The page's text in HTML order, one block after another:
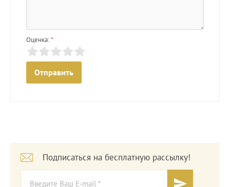
Оценка:*
Подписаться на бесплатную рассылку!